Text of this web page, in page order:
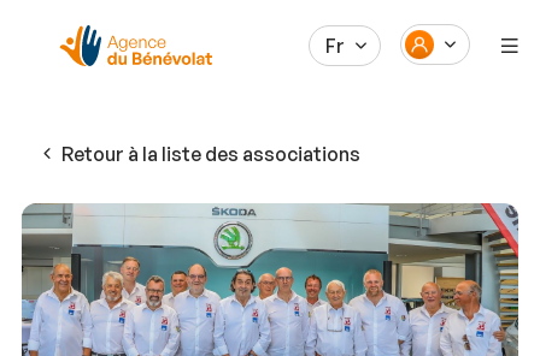
Fr
Retour à la liste des associations